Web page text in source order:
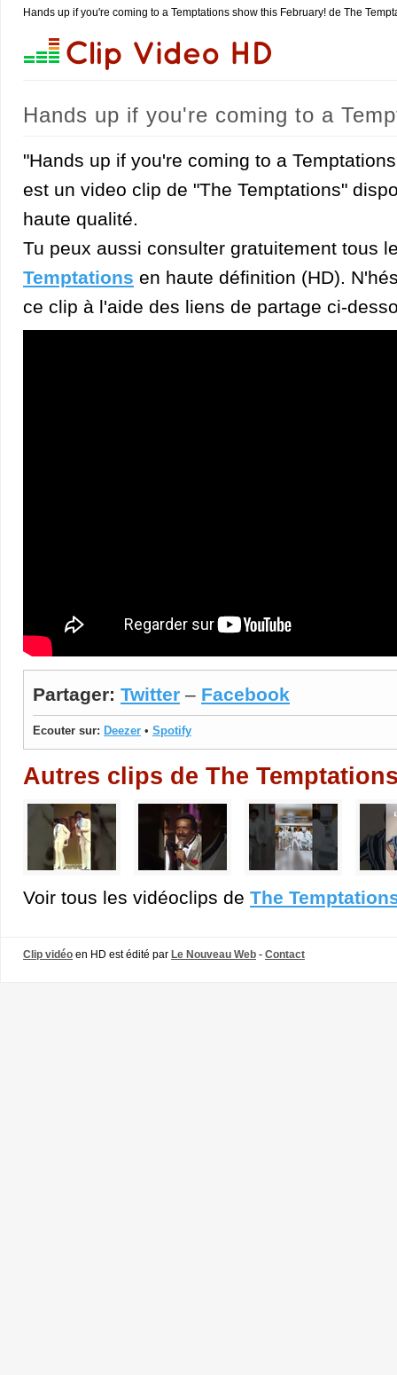
Hands up if you're coming to a Temptations show this February! de The
Hands up if you're coming to a
"Hands up if you're coming to a
est un video clip de "The Temptations"
haute qualité.
Tu peux aussi consulter gratuitement tous
Temptations en haute définition (HD).
ce clip à l'aide des liens de partage ci-
Partager: Twitter – Facebook
Ecouter sur: Deezer • Spotify
Autres clips de The
Voir tous les vidéoclips de The
Clip vidéo en HD est édité par Le Nouveau Web - Contact